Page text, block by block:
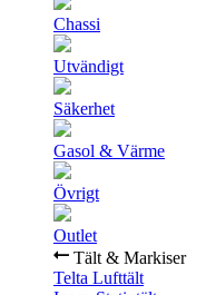
Chassi
Utvändigt
Säkerhet
Gasol & Värme
Övrigt
Outlet
Tält & Markiser
Telta Lufttält